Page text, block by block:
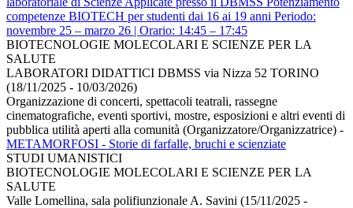
competenze BIOTECH per studenti dai 16 ai 19 anni Periodo:
novembre 25 – marzo 26 | Orario: 14:45 – 17:45
BIOTECNOLOGIE MOLECOLARI E SCIENZE PER LA
SALUTE
LABORATORI DIDATTICI DBMSS via Nizza 52 TORINO
(18/11/2025 - 10/03/2026)
Organizzazione di concerti, spettacoli teatrali, rassegne
cinematografiche, eventi sportivi, mostre, esposizioni e altri eventi di
pubblica utilità aperti alla comunità (Organizzatore/Organizzatrice) -
METAMORFOSI - Storie di farfalle, bruchi e scienziate
STUDI UMANISTICI
BIOTECNOLOGIE MOLECOLARI E SCIENZE PER LA
SALUTE
Valle Lomellina, sala polifiunzionale A. Savini (15/11/2025 -